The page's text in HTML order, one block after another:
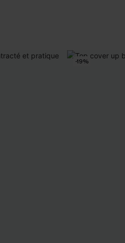
-19%